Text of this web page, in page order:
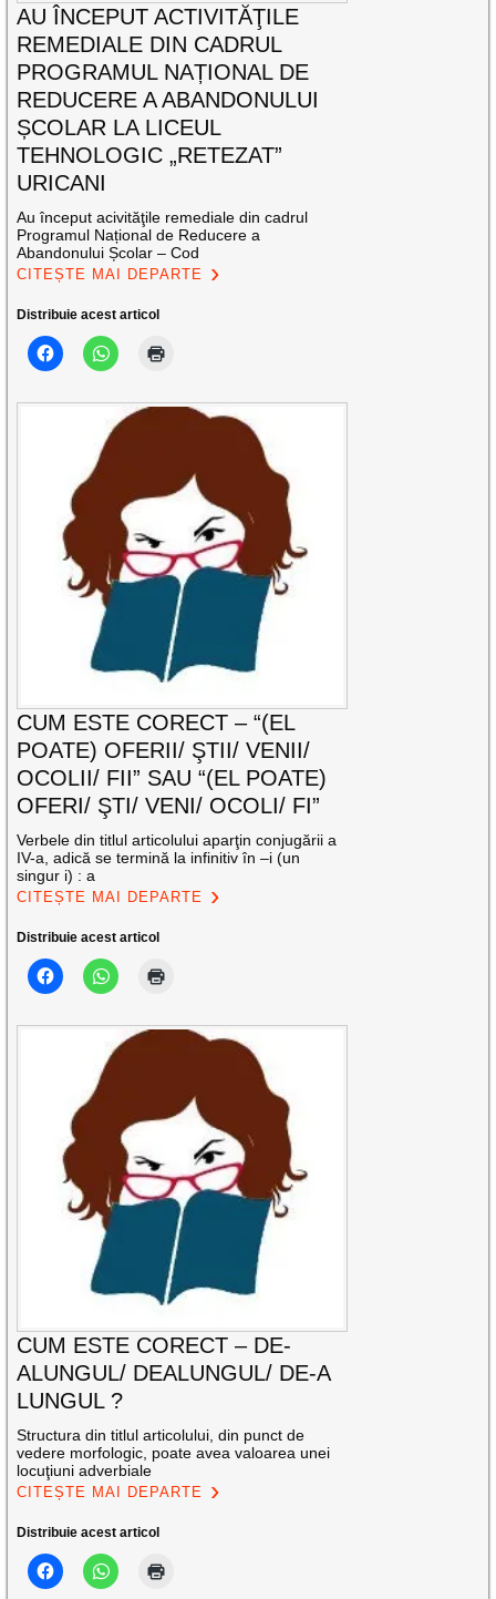
AU ÎNCEPUT ACTIVITĂŢILE
REMEDIALE DIN CADRUL
PROGRAMUL NAȚIONAL DE
REDUCERE A ABANDONULUI
ȘCOLAR LA LICEUL
TEHNOLOGIC „RETEZAT”
URICANI
Au început acivităţile remediale din cadrul
Programul Național de Reducere a
Abandonului Școlar – Cod
CITEȘTE MAI DEPARTE
Distribuie acest articol
CUM ESTE CORECT – “(EL
POATE) OFERII/ ŞTII/ VENII/
OCOLII/ FII” SAU “(EL POATE)
OFERI/ ŞTI/ VENI/ OCOLI/ FI”
Verbele din titlul articolului aparţin conjugării a
IV-a, adică se termină la infinitiv în –i (un
singur i) : a
CITEȘTE MAI DEPARTE
Distribuie acest articol
CUM ESTE CORECT – DE-
ALUNGUL/ DEALUNGUL/ DE-A
LUNGUL ?
Structura din titlul articolului, din punct de
vedere morfologic, poate avea valoarea unei
locuţiuni adverbiale
CITEȘTE MAI DEPARTE
Distribuie acest articol